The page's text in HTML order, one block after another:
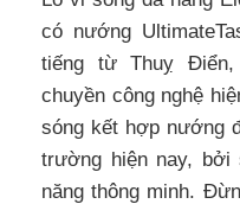
có nướng
tiếng từ Thuỵ
chuyền công nghệ
sóng kết hợp nướng
trường hiện nay,
năng thông minh.